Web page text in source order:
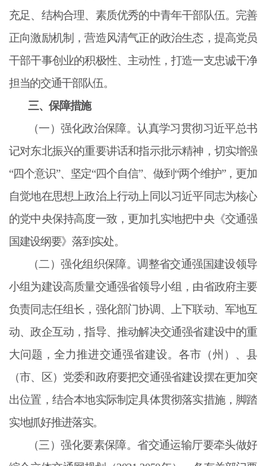
充足、结构合理、素质优秀的中青年干部队伍。完善
正向激励机制，营造风清气正的政治生态，提高党员
干部干事创业的积极性、主动性，打造一支忠诚干净
担当的交通干部队伍。
三、保障措施
（一）强化政治保障。认真学习贯彻习近平总书
记对东北振兴的重要讲话和指示批示精神，切实增强
“四个意识”、坚定“四个自信”、做到“两个维护”，更加
自觉地在思想上政治上行动上同以习近平同志为核心
的党中央保持高度一致，更加扎实地把中央《交通强
国建设纲要》落到实处。
（二）强化组织保障。调整省交通强国建设领导
小组为建设高质量交通强省领导小组，由省政府主要
负责同志任组长，强化部门协调、上下联动、军地互
动、政企互动，指导、推动解决交通强省建设中的重
大问题，全力推进交通强省建设。各市（州）、县
（市、区）党委和政府要把交通强省建设摆在更加突
出位置，结合本地实际制定具体贯彻落实措施，脚踏
实地抓好推进落实。
（三）强化要素保障。省交通运输厅要牵头做好